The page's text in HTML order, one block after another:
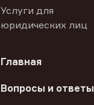
Услуги для
юридических лиц
Главная
Вопросы и ответы